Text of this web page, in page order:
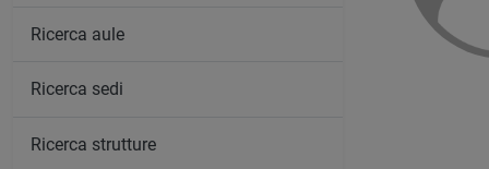
Ricerca aule
Ricerca sedi
Ricerca strutture